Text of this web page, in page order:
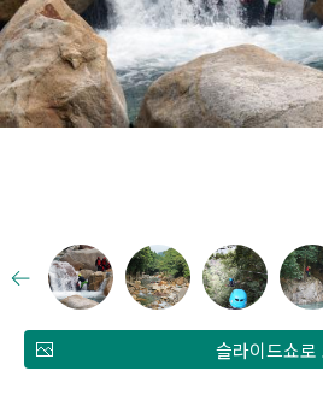
슬라이드쇼로